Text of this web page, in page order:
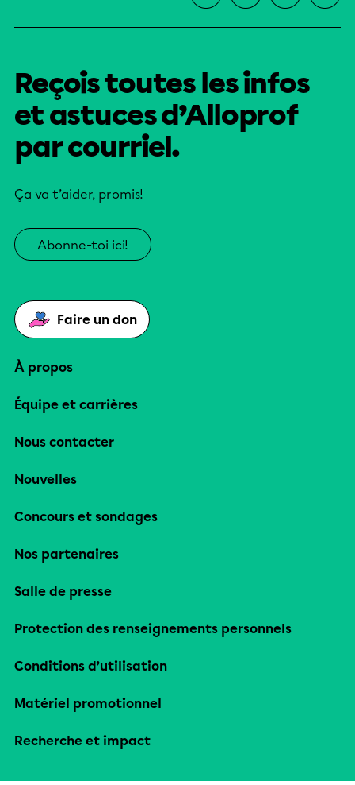
Reçois toutes les infos
et astuces d’Alloprof
par courriel.
Ça va t’aider, promis!
Abonne-toi ici!
Faire un don
À propos
Équipe et carrières
Nous contacter
Nouvelles
Concours et sondages
Nos partenaires
Salle de presse
Protection des renseignements personnels
Conditions d’utilisation
Matériel promotionnel
Recherche et impact